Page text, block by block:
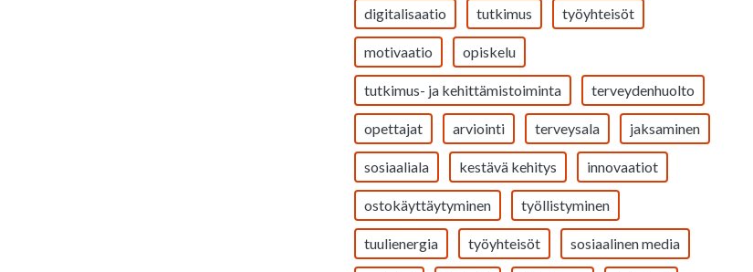
digitalisaatio tutkimus työyhteisöt
motivaatio opiskelu
tutkimus- ja kehittämistoiminta terveydenhuolto
opettajat arviointi terveysala jaksaminen
sosiaaliala kestävä kehitys innovaatiot
ostokäyttäytyminen työllistyminen
tuulienergia työyhteisöt sosiaalinen media